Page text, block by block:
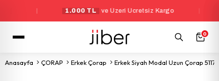
1.000 TL ve Üzeri Ücretsiz Kargo
0
Anasayfa ÇORAP Erkek Çorap Erkek Siyah Modal Uzun Çorap 5117